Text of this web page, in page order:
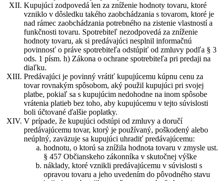
Kupujúci zodpovedá len za zníženie hodnoty tovaru, ktoré
vzniklo v dôsledku takého zaobchádzania s tovarom, ktoré je
nad rámec zaobchádzania potrebného na zistenie vlastností a
funkčnosti tovaru. Spotrebiteľ nezodpovedá za zníženie
hodnoty tovaru, ak si predávajúci nesplnil informačnú
povinnosť o práve spotrebiteľa odstúpiť od zmluvy podľa § 3
ods. 1 písm. h) Zákona o ochrane spotrebiteľa pri predaji na
diaľku.
Predávajúci je povinný vrátiť kupujúcemu kúpnu cenu za
tovar rovnakým spôsobom, aký použil kupujúci pri svojej
platbe, pokiaľ sa s kupujúcim nedohodne na inom spôsobe
vrátenia platieb bez toho, aby kupujúcemu v tejto súvislosti
boli účtované ďalšie poplatky.
V prípade, že kupujúci odstúpi od zmluvy a doručí
predávajúcemu tovar, ktorý je používaný, poškodený alebo
neúplný, zaväzuje sa kupujúci uhradiť predávajúcemu:
hodnotu, o ktorú sa znížila hodnota tovaru v zmysle ust.
§ 457 Občianskeho zákonníka v skutočnej výške
náklady, ktoré vznikli predávajúcemu v súvislosti s
opravou tovaru a jeho uvedením do pôvodného stavu